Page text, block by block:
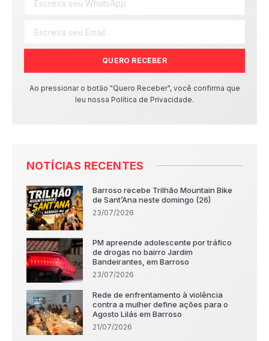
QUERO RECEBER
Ao pressionar o botão "Quero Receber", você confirma que
leu nossa Política de Privacidade.
NOTÍCIAS RECENTES
Barroso recebe Trilhão Mountain Bike
de Sant’Ana neste domingo (26)
23/07/2026
PM apreende adolescente por tráfico
de drogas no bairro Jardim
Bandeirantes, em Barroso
23/07/2026
Rede de enfrentamento à violência
contra a mulher define ações para o
Agosto Lilás em Barroso
21/07/2026